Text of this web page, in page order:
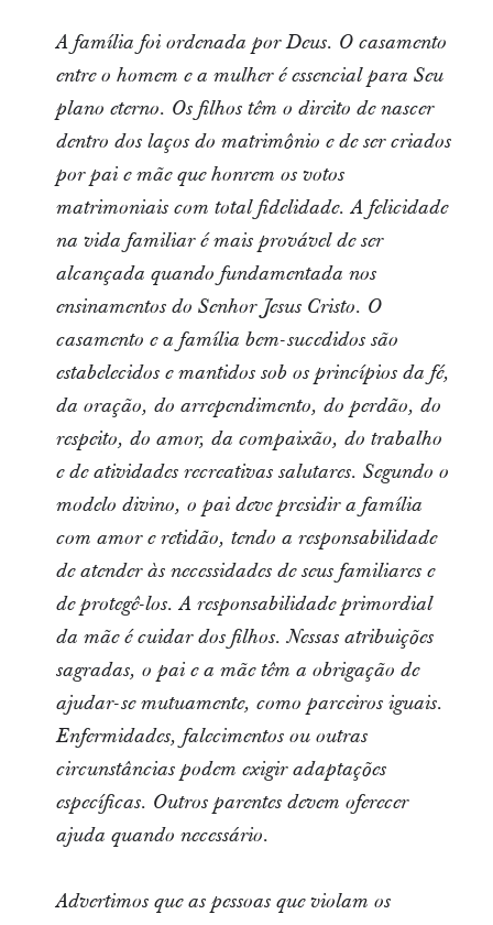
A família foi ordenada por Deus. O casamento
entre o homem e a mulher é essencial para Seu
plano eterno. Os filhos têm o direito de nascer
dentro dos laços do matrimônio e de ser criados
por pai e mãe que honrem os votos
matrimoniais com total fidelidade. A felicidade
na vida familiar é mais provável de ser
alcançada quando fundamentada nos
ensinamentos do Senhor Jesus Cristo. O
casamento e a família bem-sucedidos são
estabelecidos e mantidos sob os princípios da fé,
da oração, do arrependimento, do perdão, do
respeito, do amor, da compaixão, do trabalho
e de atividades recreativas salutares. Segundo o
modelo divino, o pai deve presidir a família
com amor e retidão, tendo a responsabilidade
de atender às necessidades de seus familiares e
de protegê-los. A responsabilidade primordial
da mãe é cuidar dos filhos. Nessas atribuições
sagradas, o pai e a mãe têm a obrigação de
ajudar-se mutuamente, como parceiros iguais.
Enfermidades, falecimentos ou outras
circunstâncias podem exigir adaptações
específicas. Outros parentes devem oferecer
ajuda quando necessário.
Advertimos que as pessoas que violam os